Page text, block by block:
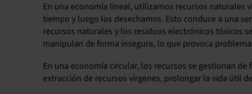
En una economía lineal, utilizamos recursos naturales
tiempo y luego los desechamos. Esto conduce a una
recursos naturales y los residuos electrónicos tóxicos
manipulan de forma insegura, lo que provoca
En una economía circular, los recursos se gestionan
extracción de recursos vírgenes, prolongar la vida útil